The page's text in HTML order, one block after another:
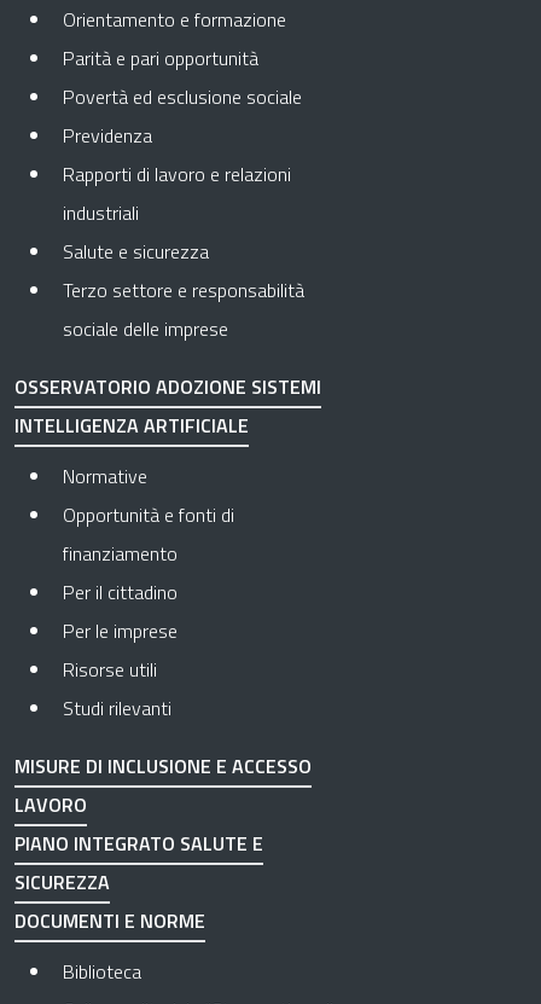
Orientamento e formazione
Parità e pari opportunità
Povertà ed esclusione sociale
Previdenza
Rapporti di lavoro e relazioni
industriali
Salute e sicurezza
Terzo settore e responsabilità
sociale delle imprese
OSSERVATORIO ADOZIONE SISTEMI
INTELLIGENZA ARTIFICIALE
Normative
Opportunità e fonti di
finanziamento
Per il cittadino
Per le imprese
Risorse utili
Studi rilevanti
MISURE DI INCLUSIONE E ACCESSO
LAVORO
PIANO INTEGRATO SALUTE E
SICUREZZA
DOCUMENTI E NORME
Biblioteca